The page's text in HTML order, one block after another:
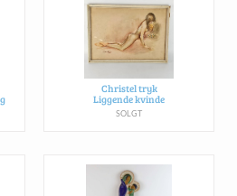
Christel tryk
Liggende kvinde
SOLGT